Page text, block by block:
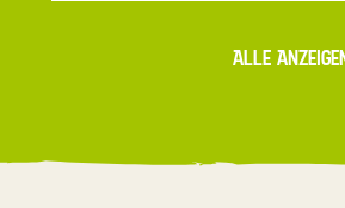
ALLE